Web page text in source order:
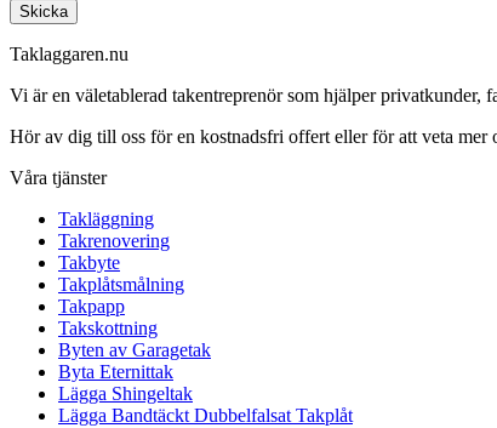
Skicka
Taklaggaren.nu
Vi är en väletablerad takentreprenör som hjälper
Hör av dig till oss för en kostnadsfri offert eller för att veta mer
Våra tjänster
Takläggning
Takrenovering
Takbyte
Takplåtsmålning
Takpapp
Takskottning
Byten av Garagetak
Byta Eternittak
Lägga Shingeltak
Lägga Bandtäckt Dubbelfalsat Takplåt